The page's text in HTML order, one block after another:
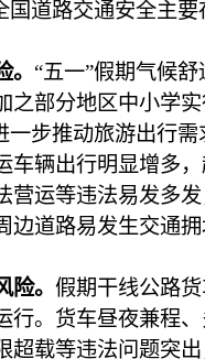
道路交通安全主要
“五一”假期气候
之部分地区中小学
一步推动旅游出行需
车辆出行明显增多
营运等违法易发多
边道路易发生交通
。 假期干线公路
行。货车昼夜兼程
超载等违法问题突